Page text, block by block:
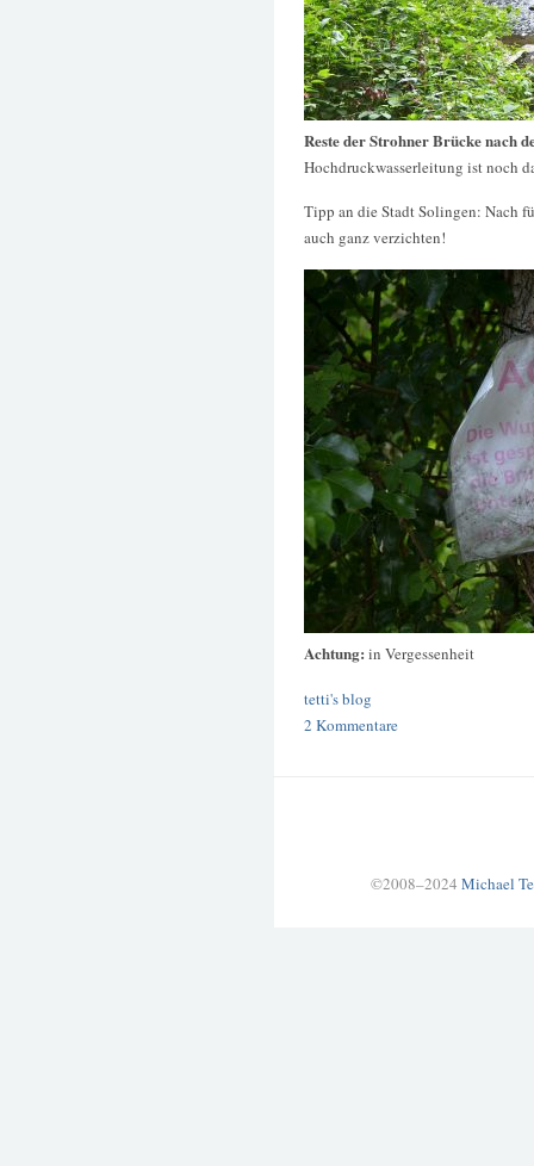
Reste der Strohner Brücke nach
Hochdruckwasserleitung ist noch
Tipp an die Stadt Solingen: Nach
auch ganz verzichten!
Achtung: in Vergessenheit
tetti's blog
2 Kommentare
©2008–2024 Michael